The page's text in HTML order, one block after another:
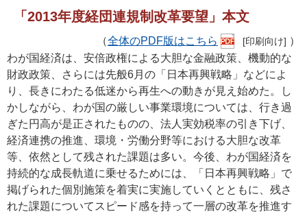
「2013年度経団連規制改革要望」本文
（全体のPDF版はこちら [印刷向け] ）
わが国経済は、安倍政権による大胆な金融政策、機動的な
財政政策、さらには先般6月の「日本再興戦略」などによ
り、長きにわたる低迷から再生への動きが見え始めた。し
かしながら、わが国の厳しい事業環境については、行き過
ぎた円高が是正されたものの、法人実効税率の引き下げ、
経済連携の推進、環境・労働分野等における大胆な改革
等、依然として残された課題は多い。今後、わが国経済を
持続的な成長軌道に乗せるためには、「日本再興戦略」で
掲げられた個別施策を着実に実施していくとともに、残さ
れた課題についてスピード感を持って一層の改革を推進す